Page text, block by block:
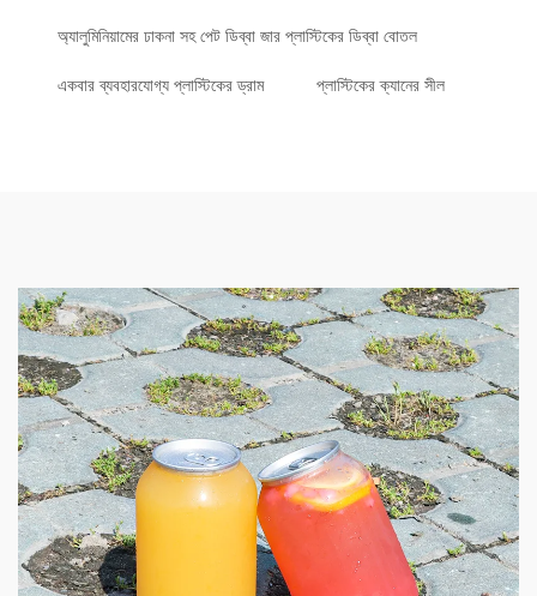
অ্যালুমিনিয়ামের ঢাকনা সহ পেট ডিব্বা জার প্লাস্টিকের ডিব্বা বোতল
একবার ব্যবহারযোগ্য প্লাস্টিকের ড্রাম প্লাস্টিকের ক্যানের সীল